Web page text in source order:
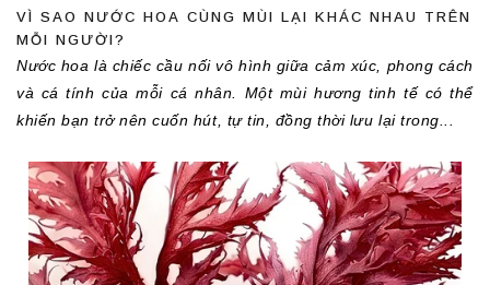
VÌ SAO NƯỚC HOA CÙNG MÙI LẠI KHÁC NHAU TRÊN
MỖI NGƯỜI?
Nước hoa là chiếc cầu nối vô hình giữa cảm xúc, phong cách
và cá tính của mỗi cá nhân. Một mùi hương tinh tế có thể